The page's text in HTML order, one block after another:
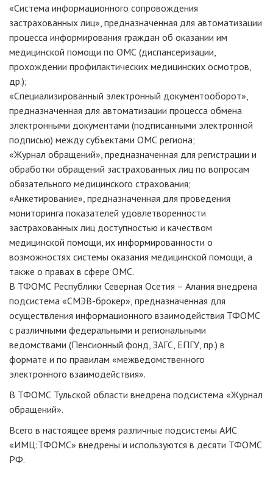
«Система информационного сопровождения
застрахованных лиц», предназначенная для автоматизации
процесса информирования граждан об оказании им
медицинской помощи по ОМС (диспансеризации,
прохождении профилактических медицинских осмотров,
др.);
«Специализированный электронный документооборот»,
предназначенная для автоматизации процесса обмена
электронными документами (подписанными электронной
подписью) между субъектами ОМС региона;
«Журнал обращений», предназначенная для регистрации и
обработки обращений застрахованных лиц по вопросам
обязательного медицинского страхования;
«Анкетирование», предназначенная для проведения
мониторинга показателей удовлетворенности
застрахованных лиц доступностью и качеством
медицинской помощи, их информированности о
возможностях системы оказания медицинской помощи, а
также о правах в сфере ОМС.
В ТФОМС Республики Северная Осетия – Алания внедрена
подсистема «СМЭВ-брокер», предназначенная для
осуществления информационного взаимодействия ТФОМС
с различными федеральными и региональными
ведомствами (Пенсионный фонд, ЗАГС, ЕПГУ, пр.) в
формате и по правилам «межведомственного
электронного взаимодействия».
В ТФОМС Тульской области внедрена подсистема «Журнал
обращений».
Всего в настоящее время различные подсистемы АИС
«ИМЦ:ТФОМС» внедрены и используются в десяти ТФОМС
РФ.